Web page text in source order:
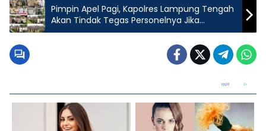
Pimpin Apel Pagi, Kapolres Lampung Tengah
Akan Tindak Tegas Personelnya Jika
Kedapatan Main Judi Online!